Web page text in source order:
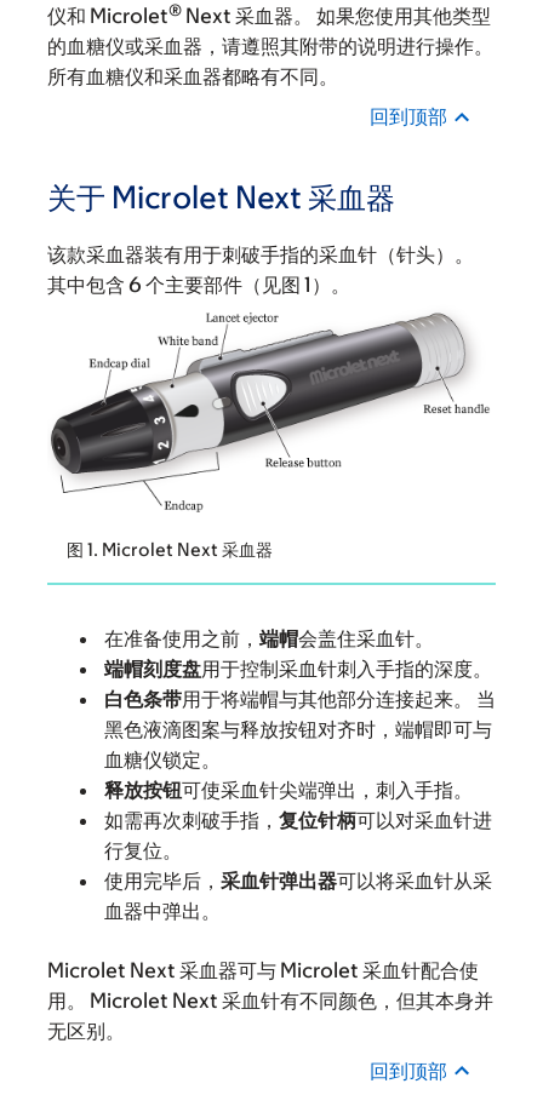
仪和 Microlet® Next 采血器。 如果您使用其他类型
的血糖仪或采血器，请遵照其附带的说明进行操作。
所有血糖仪和采血器都略有不同。
回到顶部
关于 Microlet Next 采血器
该款采血器装有用于刺破手指的采血针（针头）。
其中包含 6 个主要部件（见图 1）。
图 1. Microlet Next 采血器
在准备使用之前， 端帽会盖住采血针。
端帽刻度盘用于控制采血针刺入手指的深度。
白色条带用于将端帽与其他部分连接起来。 当
黑色液滴图案与释放按钮对齐时，端帽即可与
血糖仪锁定。
释放按钮可使采血针尖端弹出，刺入手指。
如需再次刺破手指， 复位针柄可以对采血针进
行复位。
使用完毕后， 采血针弹出器可以将采血针从采
血器中弹出。
Microlet Next 采血器可与 Microlet 采血针配合使
用。 Microlet Next 采血针有不同颜色，但其本身并
无区别。
回到顶部